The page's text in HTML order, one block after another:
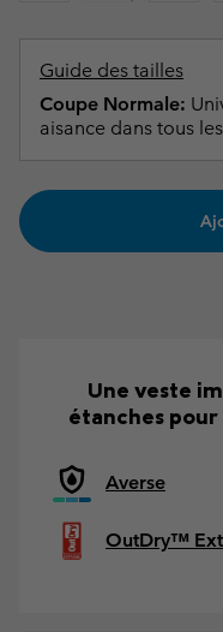
Guide des tailles
Coupe Normale:
aisance dans tous
Une veste
étanches
Averse
OutDry™